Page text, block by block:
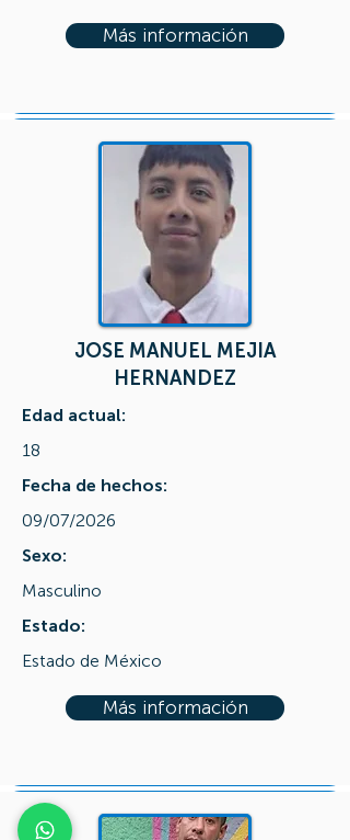
Más información
JOSE MANUEL MEJIA
HERNANDEZ
Edad actual:
18
Fecha de hechos:
09/07/2026
Sexo:
Masculino
Estado:
Estado de México
Más información